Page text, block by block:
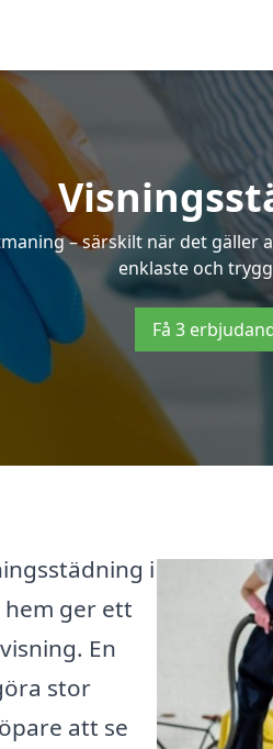
– särskilt när det
enklaste och
Få 3
i
hem ger ett
En
stor
att se